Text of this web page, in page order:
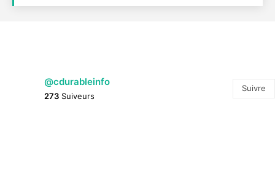
@cdurableinfo
273 Suiveurs
Suivre